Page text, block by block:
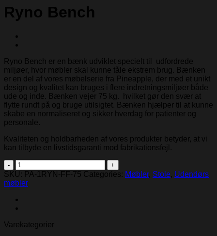
Ryno Bench
Ryno Bench er en bænk udviklet specielt til udfordrede
miljøer, hvor møbler skal kunne tåle ekstrem brug. Bænken
er en del af vores møbelserie fra Pineapple, der med et unikt
design og kvalitet kan bruges i flere indretningsmiljøer både
ude og inde. Bænken vejer 75 kg. hvilket gør den svær at
flytte rundt på og bruge utilsigtet. Bænken hjælper til at kunne
skabe en normaliseret og sikker hverdag for patienter og
personale.
Kvaliteten og holdbarheden af vores produkter betyder, at vi
kan tilbyde en livstidsgaranti mod fabrikationsfejl.
Ryno
Bench
quantity
SKU: PA-1RYN-FF-75 Categories: Møbler, Stole, Udendørs
møbler
Varekategorier